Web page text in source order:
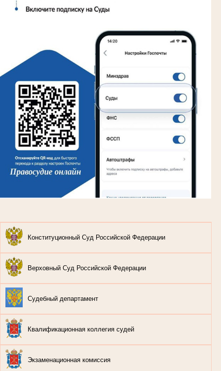
Конституционный Суд Российской Федерации
Верховный Суд Российской Федерации
Судебный департамент
Квалификационная коллегия судей
Экзаменационная комиссия